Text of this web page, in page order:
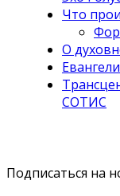
Что
О
СОТИС
Подписаться на